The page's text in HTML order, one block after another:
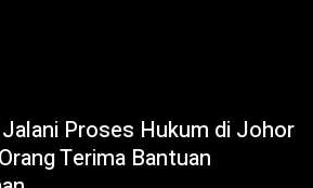
Proses Hukum di Johor
Terima Bantuan